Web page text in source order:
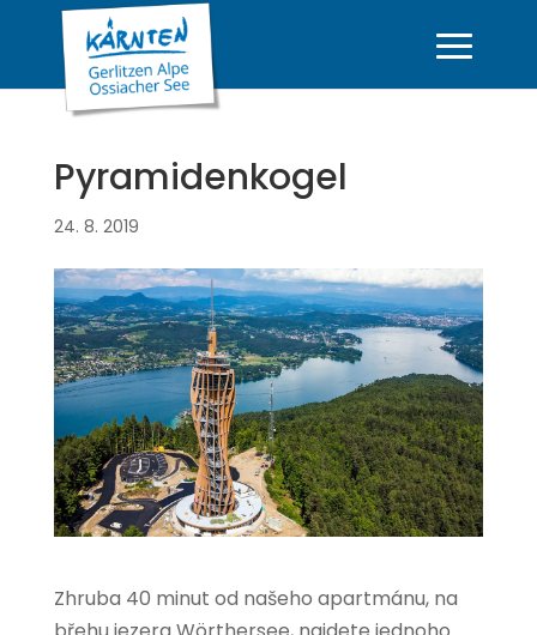
Pyramidenkogel
24. 8. 2019
Zhruba 40 minut od našeho apartmánu, na